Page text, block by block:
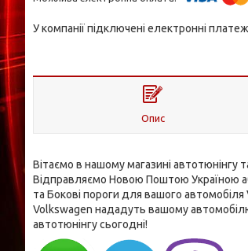
У компанії підключені електронні
Опис
Вітаємо в нашому магазині автотюнінгу
Відправляємо Новою Поштою Україною
та Бокові пороги для вашого автомобіля
Volkswagen нададуть вашому
автотюнінгу сьогодні!